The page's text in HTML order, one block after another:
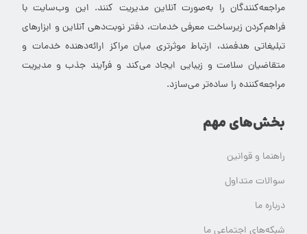
مراجعه‌کنندگان را به‌صورت آنلاین مدیریت کنند. این وب‌سایت با
فراهم‌کردن زیرساخت معرفی خدمات، دفتر نوبت‌دهی آنلاین و ابزارهای
تبلیغاتی هدفمند، ارتباط موثرتری میان مراکز ارائه‌دهنده خدمات و
متقاضیان سلامت و زیبایی ایجاد می‌کند و فرآیند جذب و مدیریت
مراجعه‌کننده را ساده‌تر می‌سازد.
بخش‌های مهم
راهنما و قوانین
سوالات متداول
درباره ما
شبکه‌های اجتماعی ما